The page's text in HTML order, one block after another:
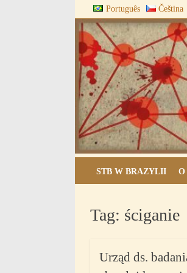
to
content
Português Čeština
STB W BRAZYLII O
Tag: ściganie
Urząd ds.